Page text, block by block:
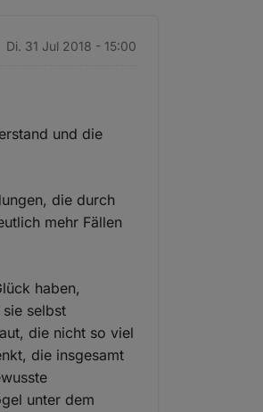
Di. 31 Jul 2018 - 15:00
und die
die durch
mehr Fällen
haben,
selbst
die nicht so viel
die insgesamt
unter dem